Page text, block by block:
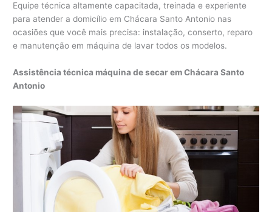
Equipe técnica altamente capacitada, treinada e experiente
para atender a domicílio em Chácara Santo Antonio nas
ocasiões que você mais precisa: instalação, conserto, reparo
e manutenção em máquina de lavar todos os modelos.
Assistência técnica máquina de secar em Chácara Santo
Antonio